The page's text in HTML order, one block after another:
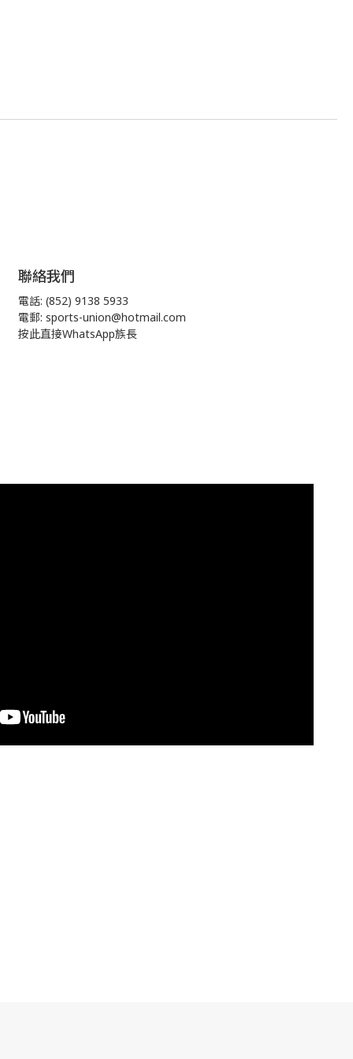
聯絡我們
電話: (852) 9138 5933
電郵: sports-union@hotmail.com
按此直接WhatsApp族長